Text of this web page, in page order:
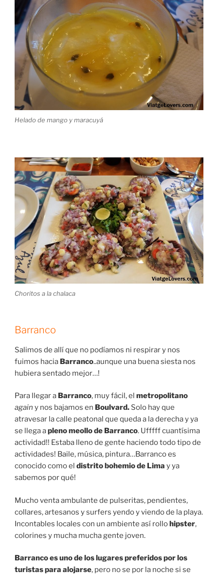
Helado de mango y maracuyá
Choritos a la chalaca
Barranco
Salimos de allí que no podíamos ni respirar y nos
fuimos hacia Barranco..aunque una buena siesta nos
hubiera sentado mejor…!
Para llegar a Barranco, muy fácil, el metropolitano
again y nos bajamos en Boulvard. Solo hay que
atravesar la calle peatonal que queda a la derecha y ya
se llega apleno meollo de Barranco. Ufffff cuantísima
actividad!! Estaba lleno de gente haciendo todo tipo de
actividades! Baile, música, pintura…Barranco es
conocido como el distrito bohemio de Lima y ya
sabemos por qué!
Mucho venta ambulante de pulseritas, pendientes,
collares, artesanos y surfers yendo y viendo de la playa.
Incontables locales con un ambiente así rollohipster,
colorines y mucha mucha gente joven.
Barranco es uno de los lugares preferidos por los
turistas para alojarse, pero no se por la noche si se